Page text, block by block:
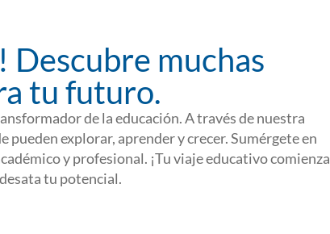
Descubre muchas
tu futuro.
de la educación. A través de nuestra
explorar, aprender y crecer. Sumérgete en
y profesional. ¡Tu viaje educativo comienza
tu potencial.